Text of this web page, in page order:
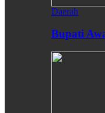
Daerah
Bupati